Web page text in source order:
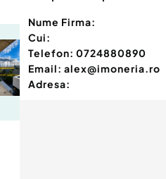
Nume Firma:
Cui:
Telefon: 0724880890
Email: alex@imoneria.ro
Adresa: